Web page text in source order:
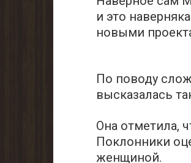
и это
новыми
По поводу
высказалась
Она отметила,
Поклонники
женщиной.